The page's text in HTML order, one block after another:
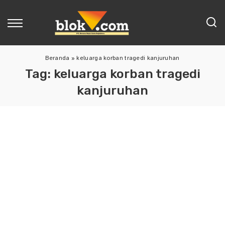
Beranda »keluarga korban tragedi kanjuruhan
Tag: keluarga korban tragedi
kanjuruhan